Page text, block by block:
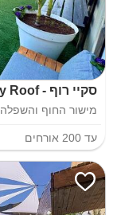
סקיי רוף - Sky Roof
מישור החוף והשפלה
עד 200 אורחים